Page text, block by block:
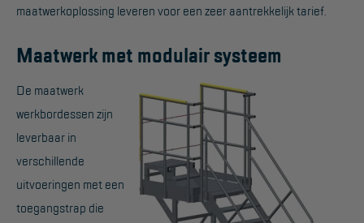
MAATWERK
VERHUUR
Steigers
Rolsteigers
Gevelsteigers
Steiger overkapping
maatwerkoplossing leveren voor een zeer aantrekkelijk tarief.
Maatwerk met modulair systeem
De maatwerk
werkbordessen zijn
leverbaar in
verschillende
uitvoeringen met een
toegangstrap die